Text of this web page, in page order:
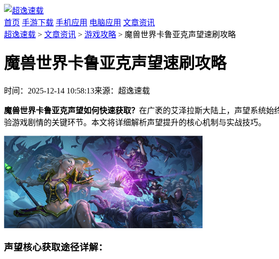
首页 手游下载 手机应用 电脑应用 文章资讯
超逸速载 > 文章资讯 > 游戏攻略 > 魔兽世界卡鲁亚克声望速刷攻略
魔兽世界卡鲁亚克声望速刷攻略
时间：2025-12-14 10:58:13来源：超逸速载
魔兽世界卡鲁亚克声望如何快速获取？ 在广袤的艾泽拉斯大陆上，声望系统始
验游戏剧情的关键环节。本文将详细解析声望提升的核心机制与实战技巧。
声望核心获取途径详解：